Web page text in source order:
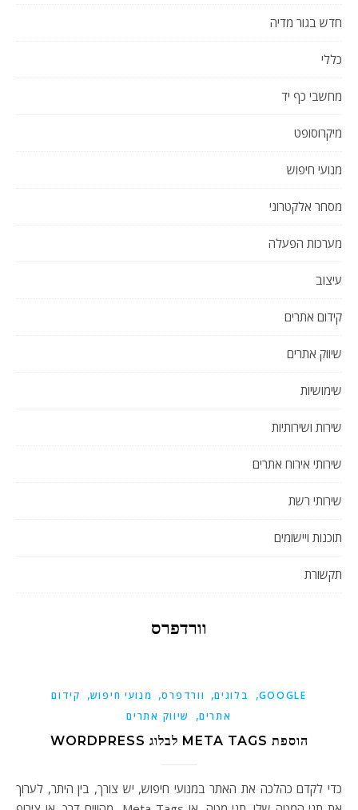
חדש בגור מדיה
כללי
מחשבי כף יד
מיקרוסופט
מנועי חיפוש
מסחר אלקטרוני
מערכות הפעלה
עיצוב
קידום אתרים
שיווק אתרים
שימושיות
שירות ושירותיות
שירותי אירוח אתרים
שירותי רשת
תוכנות ויישומים
תקשורת
וורדפרס
GOOGLE
, בלוגים, וורדפרס, מנועי חיפוש,
קידום
אתרים, שיווק אתרים
הוספת META TAGS לבלוג WORDPRESS
כדי לקדם כהלכה את האתר במנועי חיפוש, יש צורך, בין היתר, לערוך